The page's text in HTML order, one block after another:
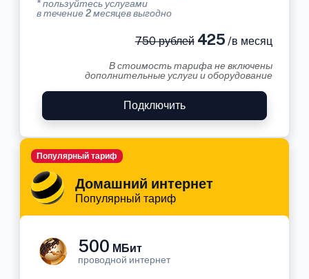
* пользуйтесь услугами
в течение 2 месяцев выгодно
750 рублей425 /в месяц
В стоимость тарифа не включены
дополнительные услуги и оборудование
Подключить
Домашний интернет
Популярный тариф
Популярный тариф
500 МБит
проводной интернет